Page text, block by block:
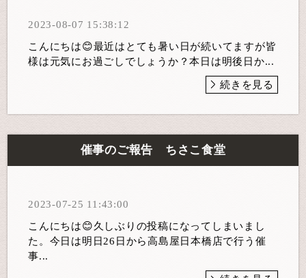
2023-08-07 15:38:12
こんにちは😊最近はとても暑い日が続いてますが皆
様は元気にお過ごしでしょうか？本日は明後日か...
続きを見る
催事のご報告 ちさこ食堂
2023-07-25 11:43:00
こんにちは😊久しぶりの投稿になってしまいまし
た。今日は明日26日から高島屋日本橋店で行う催
事...